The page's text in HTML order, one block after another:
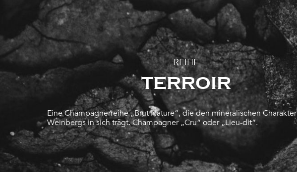
REIHE
TERROIR
Eine Champagnerreihe „Brut Nature“, die den mineralischen
Weinbergs in sich trägt. Champagner „Cru“ oder „Lieu-dit“.